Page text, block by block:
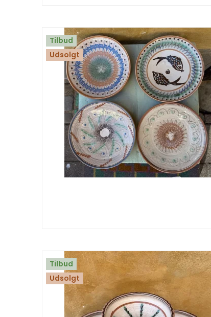
Tilbud
Udsolgt
Tilbud
Udsolgt